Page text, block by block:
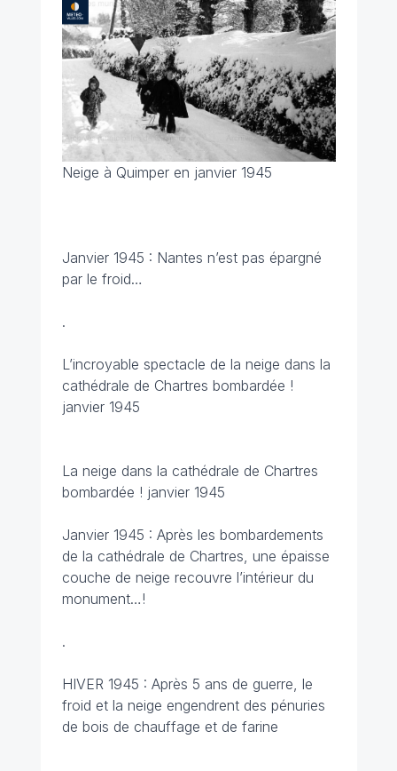
Neige à Quimper en janvier 1945
Janvier 1945 : Nantes n’est pas épargné
par le froid…
.
L’incroyable spectacle de la neige dans la
cathédrale de Chartres bombardée !
janvier 1945
La neige dans la cathédrale de Chartres
bombardée ! janvier 1945
Janvier 1945 : Après les bombardements
de la cathédrale de Chartres, une épaisse
couche de neige recouvre l’intérieur du
monument…!
.
HIVER 1945 : Après 5 ans de guerre, le
froid et la neige engendrent des pénuries
de bois de chauffage et de farine